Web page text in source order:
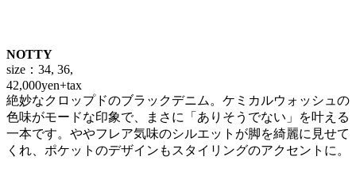
NOTTY
size：34, 36,
42,000yen+tax
絶妙なクロップドのブラックデニム。ケミカルウォッシュの
色味がモードな印象で、まさに「ありそうでない」を叶える
一本です。ややフレア気味のシルエットが脚を綺麗に見せて
くれ、ポケットのデザインもスタイリングのアクセントに。